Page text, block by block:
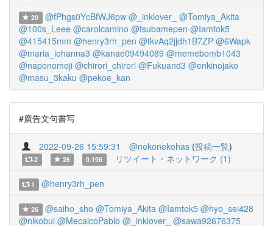
20 @fPhgs0YcBfWJ6pw @_inklover_ @Tomiya_Akita
@100s_Leee @carolcamino @tsubamepen @Iamtok5
@415415mm @henry3rh_pen @tkvAq2jjdh1B7ZP @6Wapk
@maria_iohanna3 @kanae09494089 @memebomb1043
@naponomoji @chirori_chirori @Fukuand3 @enkinojako
@masu_3kaku @pekoe_kan
#廣告文句書写
2022-09-26 15:59:31 @nekonekohas (投稿一覧)
2 26 0.196 リツイート・ネットワーク (1)
1 @henry3rh_pen
26 @saiho_sho @Tomiya_Akita @Iamtok5 @hyo_sei428
@nikobui @MecalcoPablo @_inklover_ @sawa92676375